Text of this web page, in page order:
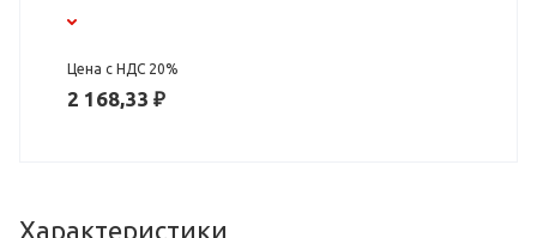
Цена с НДС 20%
2 168,33 ₽
Характеристики